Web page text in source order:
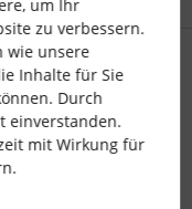
Forum|Forum|2 years ago
du über die
kannst du
um Ihr
zu verbessern.
wie unsere
Inhalte für Sie
Durch
einverstanden.
mit Wirkung für